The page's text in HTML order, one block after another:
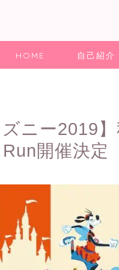
HOME 自己紹介
ズニー2019
開催決定